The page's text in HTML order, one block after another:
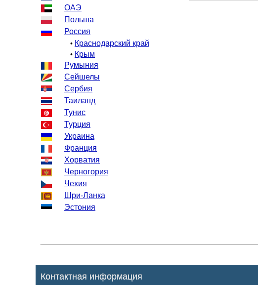
ОАЭ
Польша
Россия
• Краснодарский край
• Крым
Румыния
Сейшелы
Сербия
Таиланд
Тунис
Турция
Украина
Франция
Хорватия
Черногория
Чехия
Шри-Ланка
Эстония
Контактная информация